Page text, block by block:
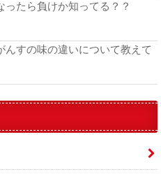
たら負けか知ってる？？
んすの味の違いについて教えて